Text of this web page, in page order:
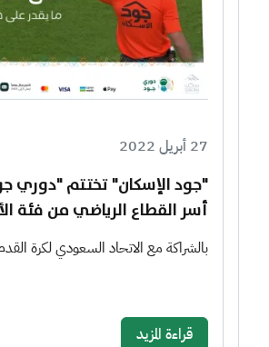
27 أبريل 2022
"جود الإسكان" تختتم "دوري
أسر القطاع الرياضي من فئة
بالشراكة مع الاتحاد السعودي لكرة
قراءة المزيد